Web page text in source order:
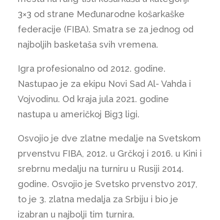
3×3 od strane Međunarodne košarkaške
federacije (FIBA). Smatra se za jednog od
najboljih basketaša svih vremena.
Igra profesionalno od 2012. godine.
Nastupao je za ekipu Novi Sad Al- Vahda i
Vojvodinu. Od kraja jula 2021. godine
nastupa u američkoj Big3 ligi.
Osvojio je dve zlatne medalje na Svetskom
prvenstvu FIBA, 2012. u Grčkoj i 2016. u Kini i
srebrnu medalju na turniru u Rusiji 2014.
godine. Osvojio je Svetsko prvenstvo 2017,
to je 3. zlatna medalja za Srbiju i bio je
izabran u najbolji tim turnira.